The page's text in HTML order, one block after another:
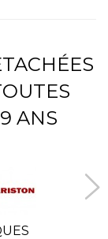
ANS